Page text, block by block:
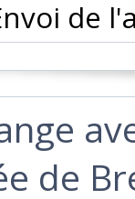
de
de